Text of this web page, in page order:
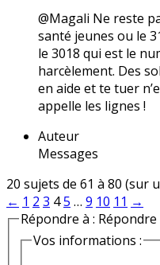
@Magali Ne reste
santé jeunes ou le
le 3018 qui est le
harcèlement. Des
en aide et te tuer
appelle les lignes !
Auteur
Messages
20 sujets de 61 à 80 (sur
← 1 2 3 45 … 9 10 11 →
Répondre à :
Vos informations :